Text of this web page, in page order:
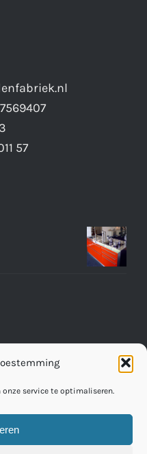
service te optimaliseren.
57